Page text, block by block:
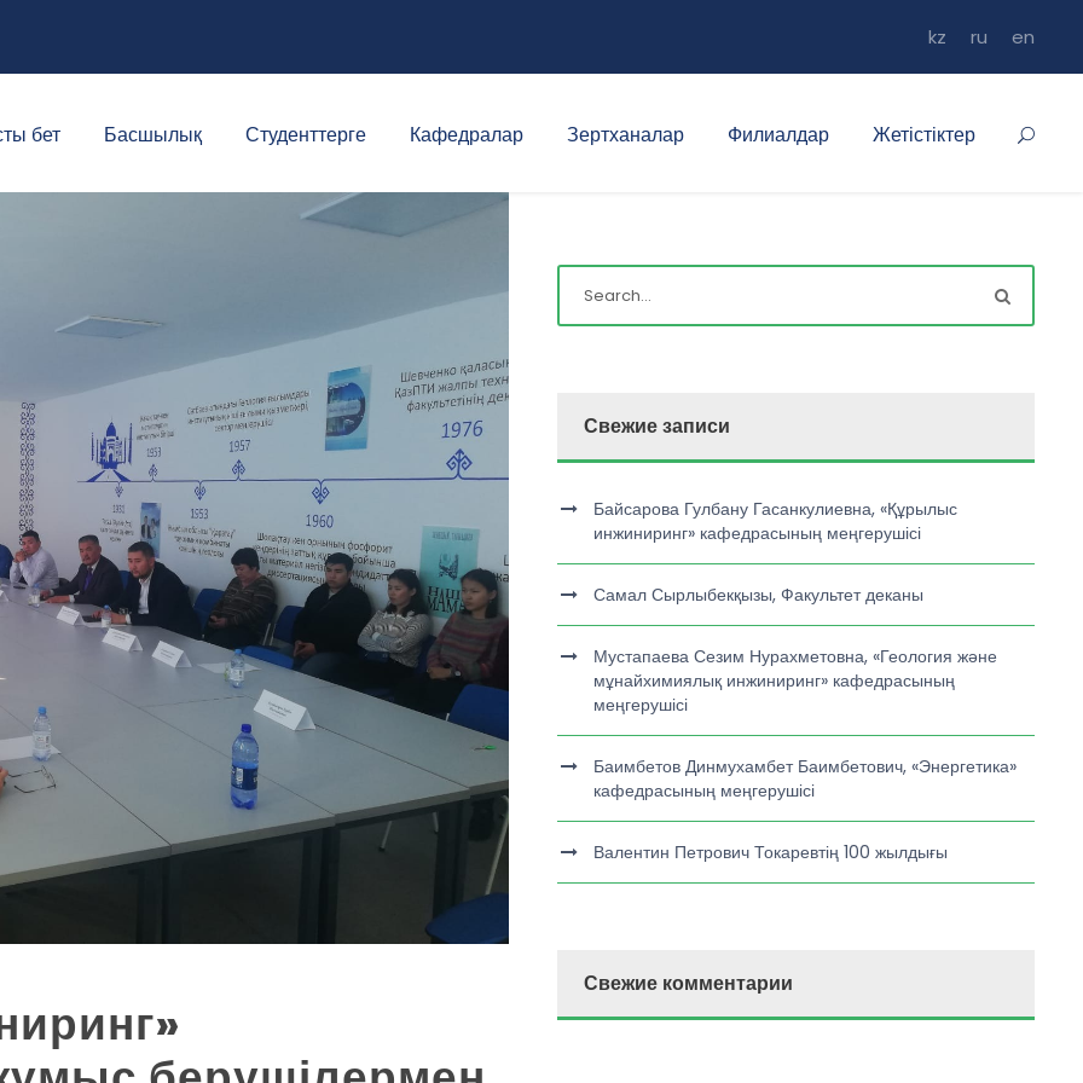
kz ru en
бет Басшылық Студенттерге Кафедралар Зертханалар Филиалдар Жетістіктер
Свежие записи
Байсарова Гулбану Гасанкулиевна, «Құрылыс
инжиниринг» кафедрасының меңгерушісі
Самал Сырлыбекқызы, Факультет деканы
Мустапаева Сезим Нурахметовна, «Геология және
мұнайхимиялық инжиниринг» кафедрасының
меңгерушісі
Баимбетов Динмухамбет Баимбетович, «Энергетика»
кафедрасының меңгерушісі
Валентин Петрович Токаревтің 100 жылдығы
Свежие комментарии